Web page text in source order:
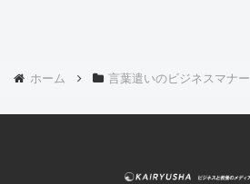
ホーム 言葉遣いのビジネスマナー